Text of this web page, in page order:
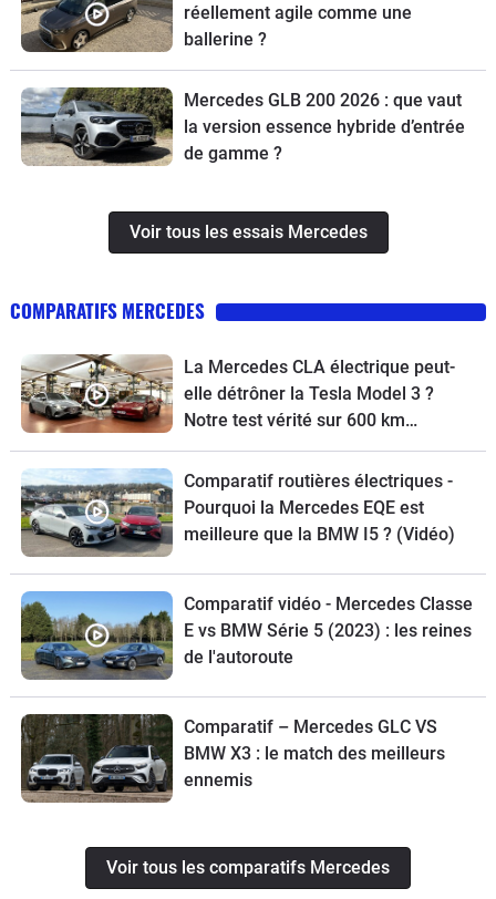
réellement agile comme une
ballerine ?
Mercedes GLB 200 2026 : que vaut
la version essence hybride d’entrée
de gamme ?
Voir tous les essais Mercedes
COMPARATIFS MERCEDES
La Mercedes CLA électrique peut-
elle détrôner la Tesla Model 3 ?
Notre test vérité sur 600 km…
Comparatif routières électriques -
Pourquoi la Mercedes EQE est
meilleure que la BMW I5 ? (Vidéo)
Comparatif vidéo - Mercedes Classe
E vs BMW Série 5 (2023) : les reines
de l'autoroute
Comparatif – Mercedes GLC VS
BMW X3 : le match des meilleurs
ennemis
Voir tous les comparatifs Mercedes